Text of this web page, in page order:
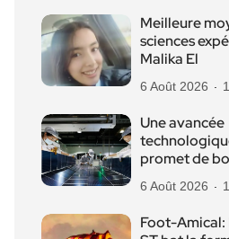
Meilleure
sciences
Malika El
6 Août 2026
Une avancée
promet de
6 Août 2026
Foot-Amical: